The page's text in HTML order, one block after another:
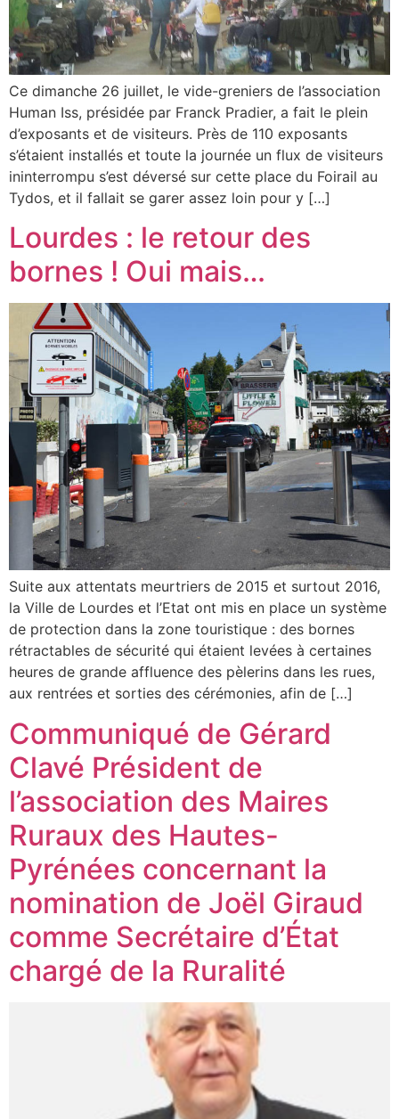
Ce dimanche 26 juillet, le vide-greniers de l’association
Human Iss, présidée par Franck Pradier, a fait le plein
d’exposants et de visiteurs. Près de 110 exposants
s’étaient installés et toute la journée un flux de visiteurs
ininterrompu s’est déversé sur cette place du Foirail au
Tydos, et il fallait se garer assez loin pour y […]
Lourdes : le retour des
bornes ! Oui mais…
Suite aux attentats meurtriers de 2015 et surtout 2016,
la Ville de Lourdes et l’Etat ont mis en place un système
de protection dans la zone touristique : des bornes
rétractables de sécurité qui étaient levées à certaines
heures de grande affluence des pèlerins dans les rues,
aux rentrées et sorties des cérémonies, afin de […]
Communiqué de Gérard
Clavé Président de
l’association des Maires
Ruraux des Hautes-
Pyrénées concernant la
nomination de Joël Giraud
comme Secrétaire d’État
chargé de la Ruralité